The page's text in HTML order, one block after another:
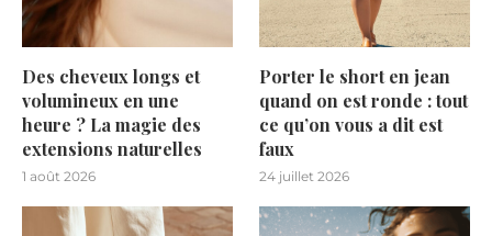
Des cheveux longs et
volumineux en une
heure ? La magie des
extensions naturelles
1 août 2026
Porter le short en jean
quand on est ronde : tout
ce qu’on vous a dit est
faux
24 juillet 2026